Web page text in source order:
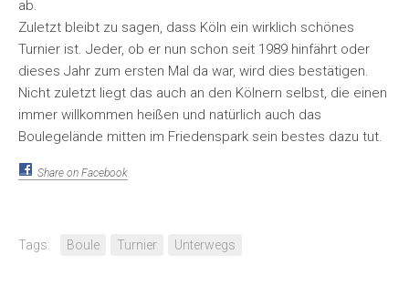
ab.
Zuletzt bleibt zu sagen, dass Köln ein wirklich schönes
Turnier ist. Jeder, ob er nun schon seit 1989 hinfährt oder
dieses Jahr zum ersten Mal da war, wird dies bestätigen.
Nicht zuletzt liegt das auch an den Kölnern selbst, die einen
immer willkommen heißen und natürlich auch das
Boulegelände mitten im Friedenspark sein bestes dazu tut.
Share on Facebook
Tags: Boule Turnier Unterwegs